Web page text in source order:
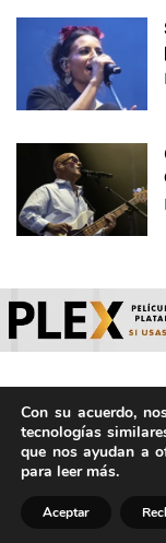
©
IA. |
Con su acuerdo,
tecnologías
que nos ayudan a
para leer más.
Aceptar